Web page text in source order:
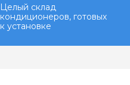
Целый склад
кондиционеров, готовых
к установке